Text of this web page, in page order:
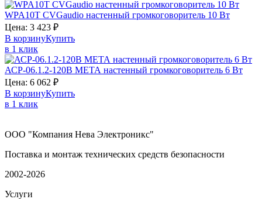
WPA10T CVGaudio настенный громкоговоритель 10 Вт
Цена: 3 423 ₽
В корзинуКупить
в 1 клик
АСР-06.1.2-120В МЕТА настенный громкоговоритель 6 Вт
Цена: 6 062 ₽
В корзинуКупить
в 1 клик
ООО "Компания Нева Электроникс"
Поставка и монтаж технических средств безопасности
2002-2026
Услуги